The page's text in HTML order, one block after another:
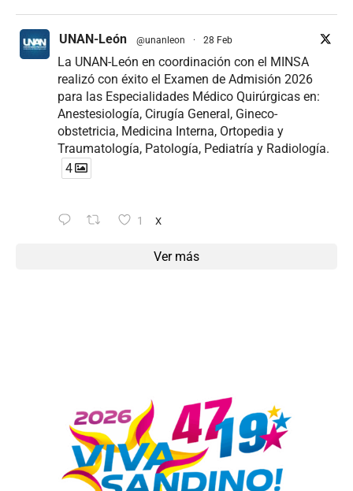
UNAN-León @unanleon · 28 Feb
La UNAN-León en coordinación con el MINSA
realizó con éxito el Examen de Admisión 2026
para las Especialidades Médico Quirúrgicas en:
Anestesiología, Cirugía General, Gineco-
obstetricia, Medicina Interna, Ortopedia y
Traumatología, Patología, Pediatría y Radiología.
4
1 X
Ver más